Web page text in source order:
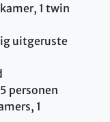
1 twin
uitgeruste
personen
1